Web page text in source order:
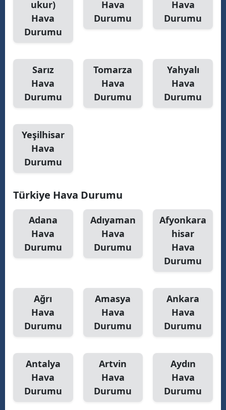
Samsun
Sinop
Tekirdağ
Van
Yozgat
Zonguldak
Aksaray
Karaman
Batman
Şırnak
ukur)
Hava
Durumu
Hava
Durumu
Hava
Durumu
Sarız
Hava
Durumu
Tomarza
Hava
Durumu
Yahyalı
Hava
Durumu
Yeşilhisar
Hava
Durumu
Türkiye Hava Durumu
Adana
Hava
Durumu
Adıyaman
Hava
Durumu
Afyonkara
hisar
Hava
Durumu
Ağrı
Hava
Durumu
Amasya
Hava
Durumu
Ankara
Hava
Durumu
Antalya
Hava
Durumu
Artvin
Hava
Durumu
Aydın
Hava
Durumu